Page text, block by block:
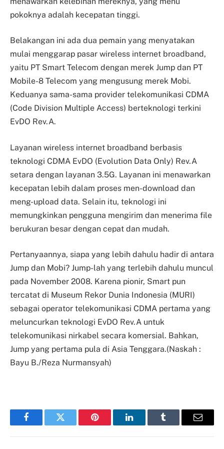
pokoknya adalah kecepatan tinggi.
Belakangan ini ada dua pemain yang menyatakan
mulai menggarap pasar wireless internet broadband,
yaitu PT Smart Telecom dengan merek Jump dan PT
Mobile-8 Telecom yang mengusung merek Mobi.
Keduanya sama-sama provider telekomunikasi CDMA
(Code Division Multiple Access) berteknologi terkini
EvDO Rev.A.
Layanan wireless internet broadband berbasis
teknologi CDMA EvDO (Evolution Data Only) Rev.A
setara dengan layanan 3.5G. Layanan ini menawarkan
kecepatan lebih dalam proses men-download dan
meng-upload data. Selain itu, teknologi ini
memungkinkan pengguna mengirim dan menerima file
berukuran besar dengan cepat dan mudah.
Pertanyaannya, siapa yang lebih dahulu hadir di antara
Jump dan Mobi? Jump-lah yang terlebih dahulu muncul
pada November 2008. Karena pionir, Smart pun
tercatat di Museum Rekor Dunia Indonesia (MURI)
sebagai operator telekomunikasi CDMA pertama yang
meluncurkan teknologi EvDO Rev.A untuk
telekomunikasi nirkabel secara komersial. Bahkan,
Jump yang pertama pula di Asia Tenggara.(Naskah :
Bayu B./Reza Nurmansyah)
FacebookTwitter Pinterest LinkedInTumblr Email